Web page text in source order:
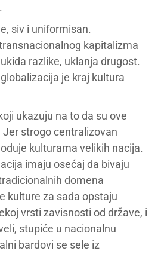
siv i uniformisan.
kapitalizma
razlike, uklanja drugost.
je kraj kultura
ukazuju na to da su ove
strogo centralizovan
kulturama velikih nacija.
imaju osećaj da bivaju
domena
kulture za sada opstaju
vrsti zavisnosti od države, i
stupiće u nacionalnu
bardovi se sele iz